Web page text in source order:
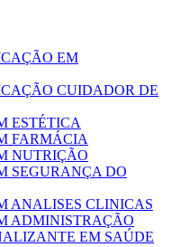
EM
CUIDADOR DE
ESTÉTICA
FARMÁCIA
NUTRIÇÃO
SEGURANÇA DO
ANALISES CLINICAS
ADMINISTRAÇÃO
EM SAÚDE